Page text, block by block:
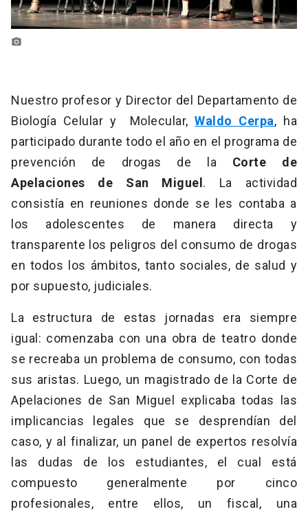
photo_camera
Nuestro profesor y Director del Departamento de
Biología Celular y Molecular,Waldo Cerpa, ha
participado durante todo el año en el programa de
prevención de drogas de la Corte de
Apelaciones de San Miguel . La actividad
consistía en reuniones donde se les contaba a
los adolescentes de manera directa y
transparente los peligros del consumo de drogas
en todos los ámbitos, tanto sociales, de salud y
por supuesto, judiciales.
La estructura de estas jornadas era siempre
igual: comenzaba con una obra de teatro donde
se recreaba un problema de consumo, con todas
sus aristas. Luego, un magistrado de la Corte de
Apelaciones de San Miguel explicaba todas las
implicancias legales que se desprendían del
caso, y al finalizar, un panel de expertos resolvía
las dudas de los estudiantes, el cual está
compuesto generalmente por cinco
profesionales, entre ellos, un fiscal, una